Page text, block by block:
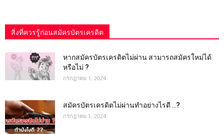
สิ่งที่ควรรู้ก่อนสมัครบัตรเครดิต
หากสมัครบัตรเครดิตไม่ผ่าน สามารถสมัครใหม่ได้
หรือไม่ ?
กรกฎาคม 1, 2024
สมัครบัตรเครดิตไม่ผ่านทำอย่างไรดี ..?
กรกฎาคม 1, 2024